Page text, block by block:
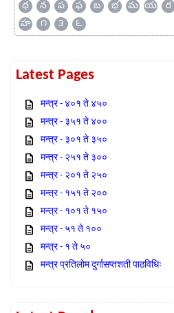
ధ
న ప ఫ బ భ మ య ర
హ
౧ ౩ ౬
Latest Pages
मन्त्र - ४०१ ते ४५०
मन्त्र - ३५१ ते ४००
मन्त्र - ३०१ ते ३५०
मन्त्र - २५१ ते ३००
मन्त्र - २०१ ते २५०
मन्त्र - १५१ ते २००
मन्त्र - १०१ ते १५०
मन्त्र - ५१ ते १००
मन्त्र - १ ते ५०
मन्त्र प्रतिलोम दुर्गासप्तशती पाठविधिः